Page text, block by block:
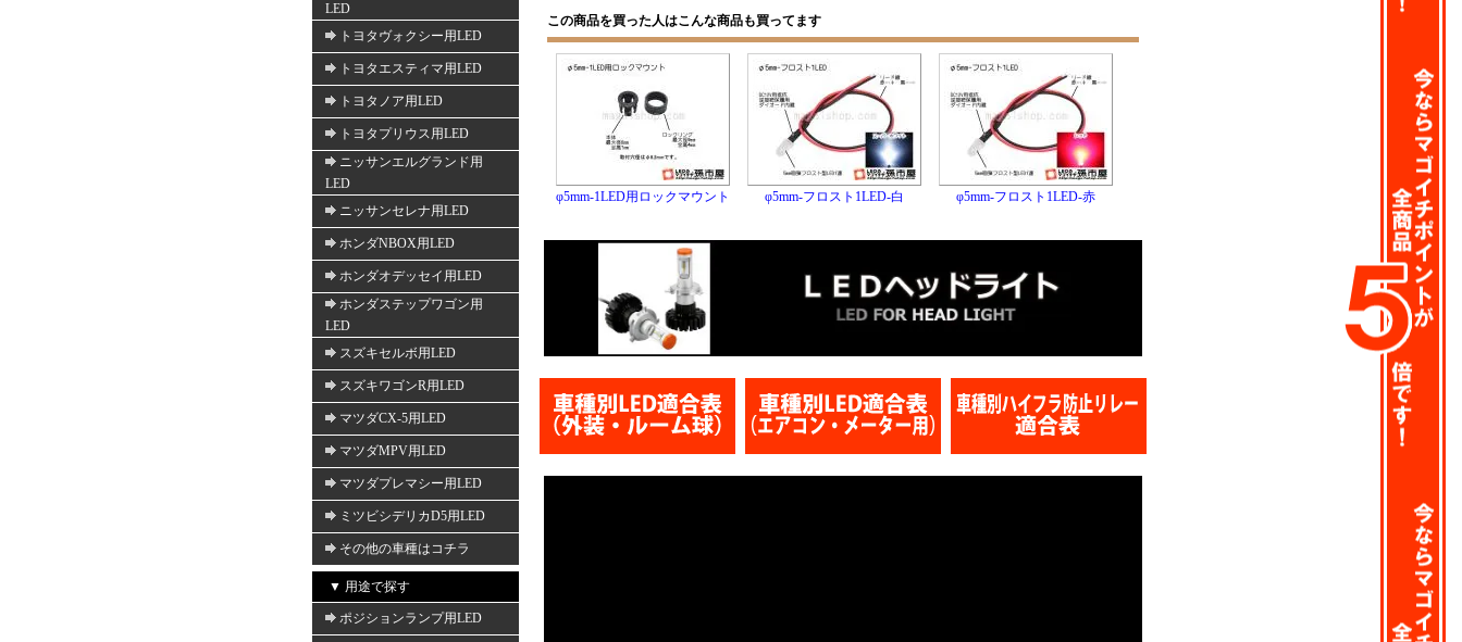
LED
トヨタヴォクシー用LED
トヨタエスティマ用LED
トヨタノア用LED
トヨタプリウス用LED
ニッサンエルグランド用
LED
ニッサンセレナ用LED
ホンダNBOX用LED
ホンダオデッセイ用LED
ホンダステップワゴン用
LED
スズキセルボ用LED
スズキワゴンR用LED
マツダCX-5用LED
マツダMPV用LED
マツダプレマシー用LED
ミツビシデリカD5用LED
その他の車種はコチラ
▼ 用途で探す
ポジションランプ用LED
この商品を買った人はこんな商品も買ってます
φ5mm-1LED用ロックマウント φ5mm-フロスト1LED-白 φ5mm-フロスト1LED-赤